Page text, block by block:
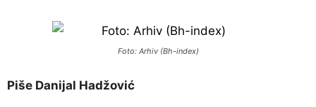
Foto: Arhiv (Bh-index)
Piše Danijal Hadžović